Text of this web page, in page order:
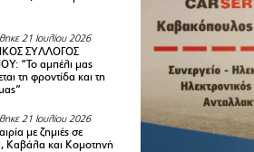
21 Ιουλίου 2026
ΣΥΛΛΟΓΟΣ
“Το αμπέλι μας
τη φροντίδα και τη
21 Ιουλίου 2026
με ζημιές σε
Καβάλα και Κομοτηνή